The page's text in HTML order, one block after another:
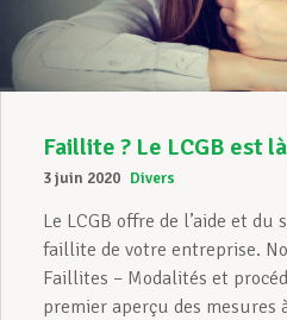
Assistance en vie
Devenir Membre
Actualités
Faillite ? Le LCGB est
3 juin 2020 Divers
Le LCGB offre de l’aide et du
faillite de votre entreprise.
Faillites – Modalités et
premier aperçu des mesures